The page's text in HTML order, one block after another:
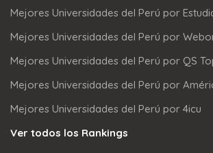
Mejores Universidades del Perú por
Mejores Universidades del Perú por
Mejores Universidades del Perú por QS
Mejores Universidades del Perú por
Mejores Universidades del Perú por 4icu
Ver todos los Rankings